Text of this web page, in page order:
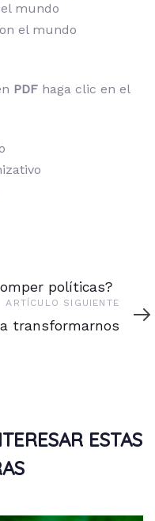
mundo
el mundo
PDF haga clic en el
políticas?
ARTÍCULO SIGUIENTE
transformarnos
ESTAS